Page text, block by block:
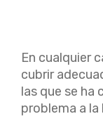
En cualquier
cubrir
las que se ha
problema a